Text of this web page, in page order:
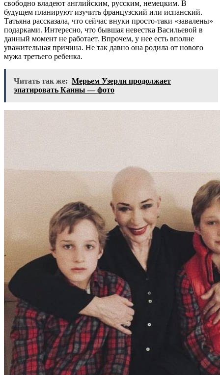
свободно владеют английским, русским, немецким. В
будущем планируют изучить французский или испанский.
Татьяна рассказала, что сейчас внуки просто-таки «завалены»
подарками. Интересно, что бывшая невестка Васильевой в
данный момент не работает. Впрочем, у нее есть вполне
уважительная причина. Не так давно она родила от нового
мужа третьего ребенка.
Читать так же: Мерьем Узерли продолжает
эпатировать Канны — фото